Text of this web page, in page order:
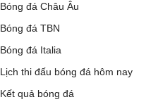
Bóng đá Châu Âu
Bóng đá TBN
Bóng đá Italia
Lịch thi đấu bóng đá hôm nay
Kết quả bóng đá